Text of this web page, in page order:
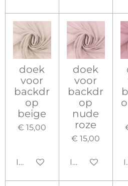
doek
voor
backdr
op
beige
€ 15,00
In winkelwagen
doek
voor
backdr
op
nude
roze
€ 15,00
In